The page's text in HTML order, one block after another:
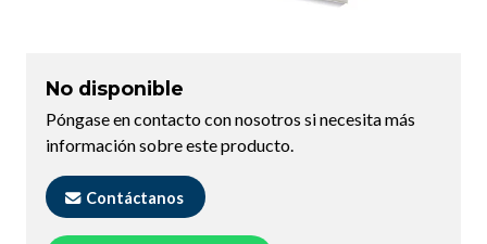
No disponible
Póngase en contacto con nosotros si necesita más
información sobre este producto.
Contáctanos